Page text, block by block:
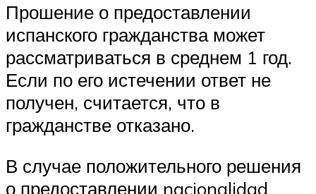
Прошение о предоставлении
испанского гражданства может
рассматриваться в среднем 1 год.
Если по его истечении ответ не
получен, считается, что в
гражданстве отказано.
В случае положительного решения
о предоставлении nacionalidad